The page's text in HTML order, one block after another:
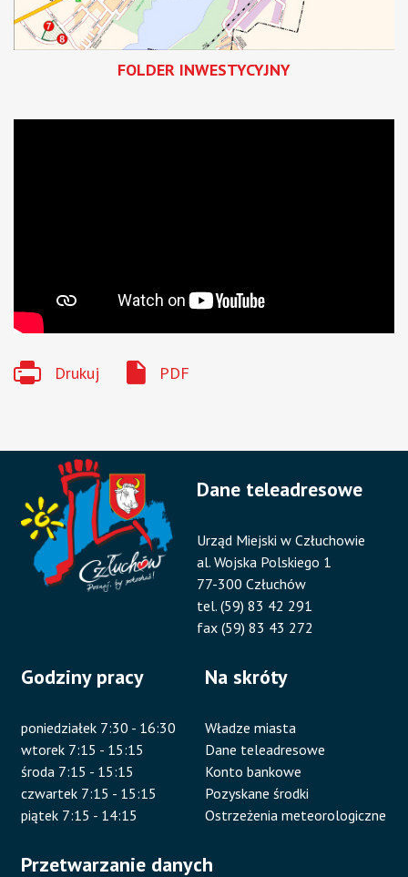
FOLDER INWESTYCYJNY
Drukuj PDF
Dane teleadresowe
Urząd Miejski w Człuchowie
al. Wojska Polskiego 1
77-300 Człuchów
tel. (59) 83 42 291
fax (59) 83 43 272
Godziny pracy
poniedziałek 7:30 - 16:30
wtorek 7:15 - 15:15
środa 7:15 - 15:15
czwartek 7:15 - 15:15
piątek 7:15 - 14:15
Na skróty
Władze miasta
Dane teleadresowe
Konto bankowe
Pozyskane środki
Ostrzeżenia meteorologiczne
Przetwarzanie danych